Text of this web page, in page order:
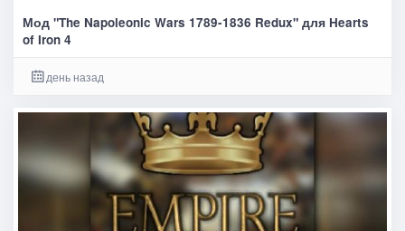
Мод "The Napoleonic Wars 1789-1836 Redux" для Hearts
of Iron 4
день назад